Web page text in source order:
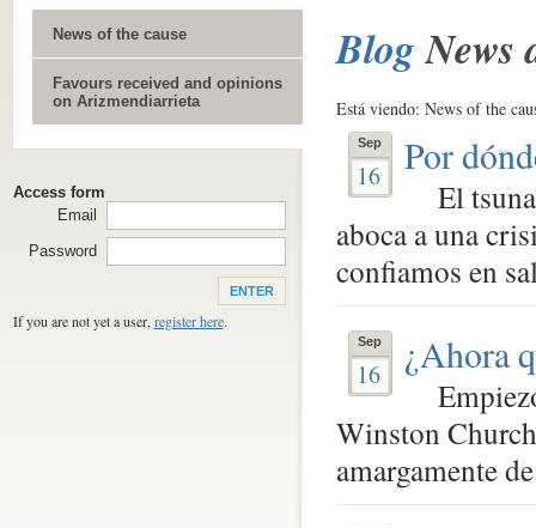
News of the cause
Favours received and opinions
on Arizmendiarrieta
Access form
Email
Password
If you are not yet a user, register here.
BlogNews
Está viendo: News of the
Sep
16 Por
El
aboca a una
confiamos en
Sep
16 ¿Ahora
Winston
amargamente